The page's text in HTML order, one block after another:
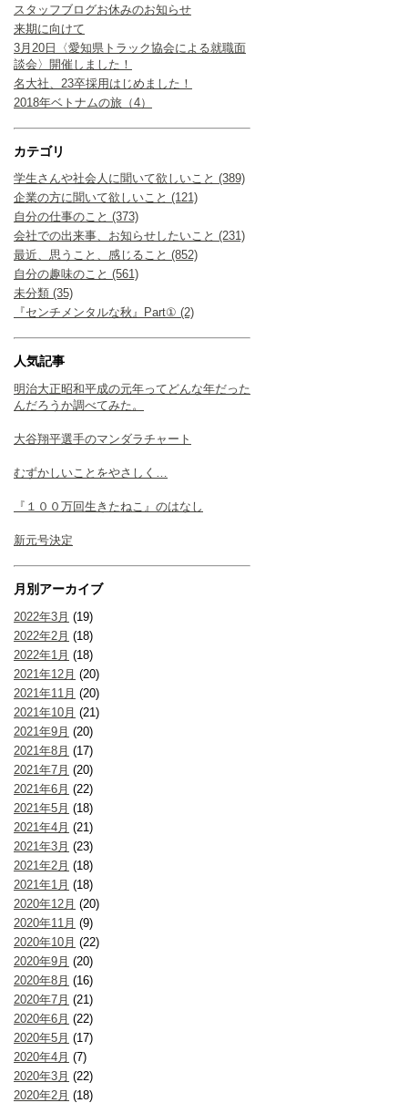
スタッフブログお休みのお知らせ
来期に向けて
3月20日〈愛知県トラック協会による就職面
談会〉開催しました！
名大社、23卒採用はじめました！
2018年ベトナムの旅（4）
カテゴリ
学生さんや社会人に聞いて欲しいこと (389)
企業の方に聞いて欲しいこと (121)
自分の仕事のこと (373)
会社での出来事、お知らせしたいこと (231)
最近、思うこと、感じること (852)
自分の趣味のこと (561)
未分類 (35)
『センチメンタルな秋』Part① (2)
人気記事
明治大正昭和平成の元年ってどんな年だった
んだろうか調べてみた。
大谷翔平選手のマンダラチャート
むずかしいことをやさしく…
『１００万回生きたねこ』のはなし
新元号決定
月別アーカイブ
2022年3月 (19)
2022年2月 (18)
2022年1月 (18)
2021年12月 (20)
2021年11月 (20)
2021年10月 (21)
2021年9月 (20)
2021年8月 (17)
2021年7月 (20)
2021年6月 (22)
2021年5月 (18)
2021年4月 (21)
2021年3月 (23)
2021年2月 (18)
2021年1月 (18)
2020年12月 (20)
2020年11月 (9)
2020年10月 (22)
2020年9月 (20)
2020年8月 (16)
2020年7月 (21)
2020年6月 (22)
2020年5月 (17)
2020年4月 (7)
2020年3月 (22)
2020年2月 (18)